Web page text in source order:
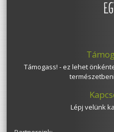
Támogass! - ez lehet
Lépj velünk